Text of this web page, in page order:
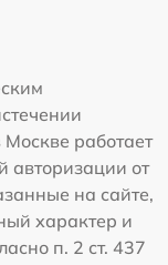
работает
авторизации от
на сайте,
характер и
п. 2 ст. 437